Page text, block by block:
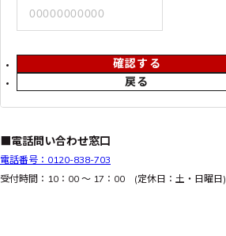
戻る
確認する
■電話問い合わせ窓口
電話番号：0120-838-703
受付時間：10：00 ～ 17：00 (定休日：土・日曜日)